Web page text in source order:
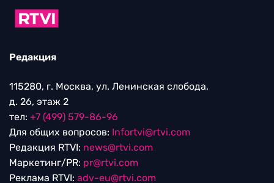
Редакция
115280, г. Москва, ул. Ленинская слобода,
д. 26, этаж 2
тел: +7 (499) 579-86-96
Для общих вопросов: Infortvi@rtvi.com
Редакция RTVI: news@rtvi.com
Маркетинг/PR: pr@rtvi.com
Реклама RTVI: adv-eu@rtvi.com